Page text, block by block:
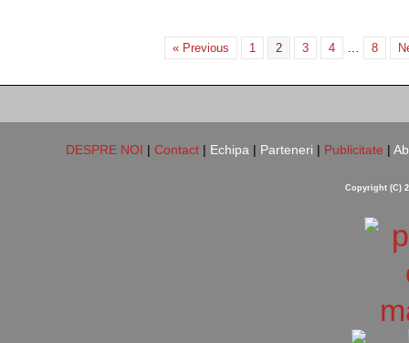
« Previous 1 2 3 4 8
DESPRE NOI | Contact | Echipa | Parteneri | Publicitate |
Copyright (C)